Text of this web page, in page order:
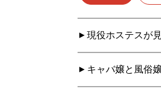
現役ホステスが
キャバ嬢と風俗